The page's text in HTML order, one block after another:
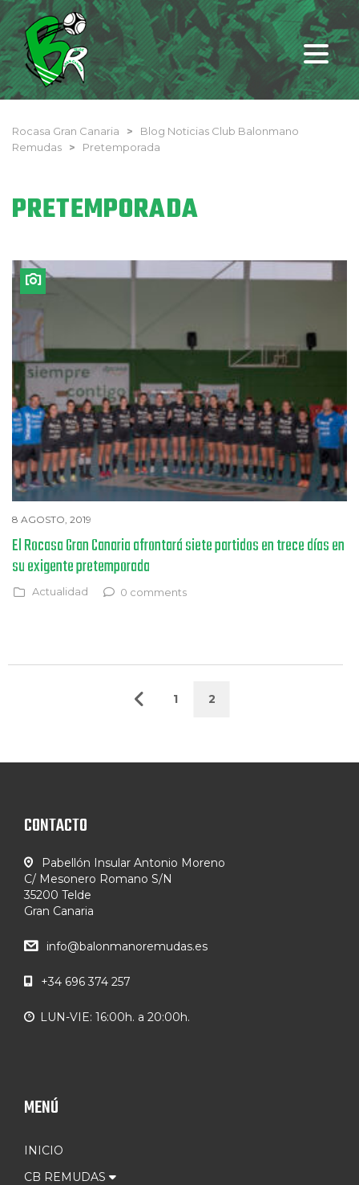
Rocasa Gran Canaria >
Blog Noticias Club Balonmano
Remudas
> Pretemporada
PRETEMPORADA
8 AGOSTO, 2019
El Rocasa Gran Canaria afrontará siete partidos en trece días en
su exigente pretemporada
Actualidad 0 comments
1 2
CONTACTO
Pabellón Insular Antonio Moreno
C/ Mesonero Romano S/N
35200 Telde
Gran Canaria
info@balonmanoremudas.es
+34 696 374 257
LUN-VIE: 16:00h. a 20:00h.
MENÚ
INICIO
CB REMUDAS